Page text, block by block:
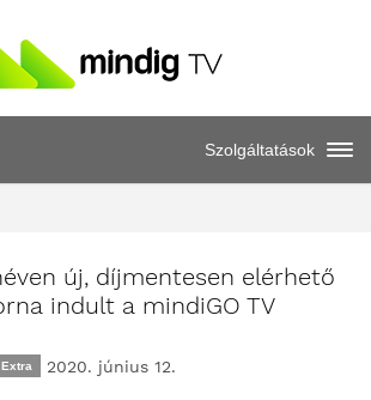
Szolgáltatások
új, díjmentesen elérhető
indult a mindiGO TV
2020. június 12.